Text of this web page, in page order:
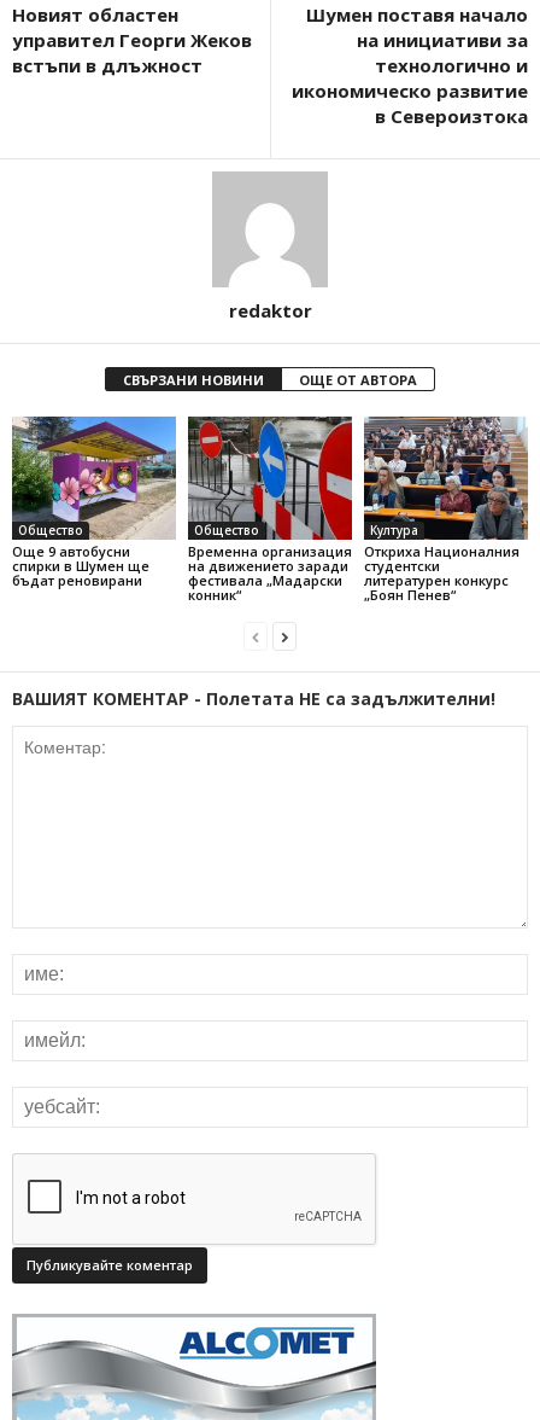
Новият областен
управител Георги Жеков
встъпи в длъжност
Шумен поставя начало
на инициативи за
технологично и
икономическо развитие
в Североизтока
redaktor
СВЪРЗАНИ НОВИНИ ОЩЕ ОТ АВТОРА
Общество
Още 9 автобусни
спирки в Шумен ще
бъдат реновирани
Общество
Временна организация
на движението заради
фестивала „Мадарски
конник“
Култура
Откриха Националния
студентски
литературен конкурс
„Боян Пенев“
ВАШИЯТ КОМЕНТАР - Полетата НЕ са задължителни!